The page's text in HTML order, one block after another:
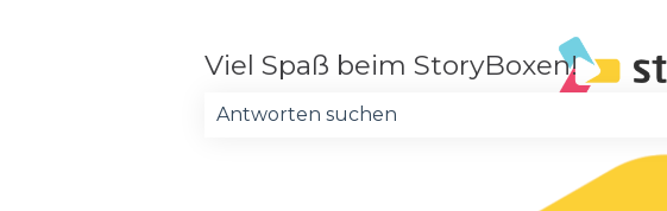
Viel Spaß beim StoryBoxen!
Es gibt keine Vorschläge, da das Suchfeld